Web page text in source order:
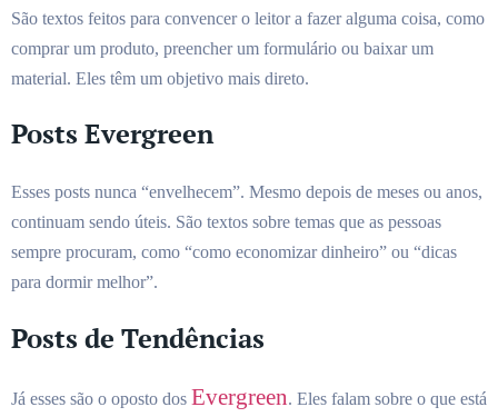
São textos feitos para convencer o leitor a fazer alguma coisa, como
comprar um produto, preencher um formulário ou baixar um
material. Eles têm um objetivo mais direto.
Posts Evergreen
Esses posts nunca “envelhecem”. Mesmo depois de meses ou anos,
continuam sendo úteis. São textos sobre temas que as pessoas
sempre procuram, como “como economizar dinheiro” ou “dicas
para dormir melhor”.
Posts de Tendências
Já esses são o oposto dos Evergreen. Eles falam sobre o que está